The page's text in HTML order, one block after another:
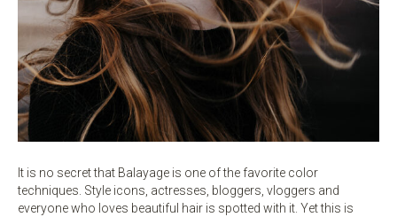
It is no secret that Balayage is one of the favorite color
techniques. Style icons, actresses, bloggers, vloggers and
everyone who loves beautiful hair is spotted with it. Yet this is